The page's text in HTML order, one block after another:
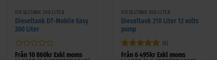
DIESELTANK 200 LITER
Dieseltank DT-Mobile Easy
200 Liter
Betygsatt
Från10 860kr Exkl moms
DIESELTANK 200 LITER
Dieseltank 210 Liter 12 volts
pump
Betygsatt
(8)
Från6 495 kr Exkl moms